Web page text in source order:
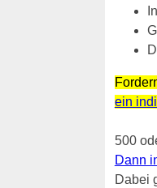
ein
500
Dann
Dabei